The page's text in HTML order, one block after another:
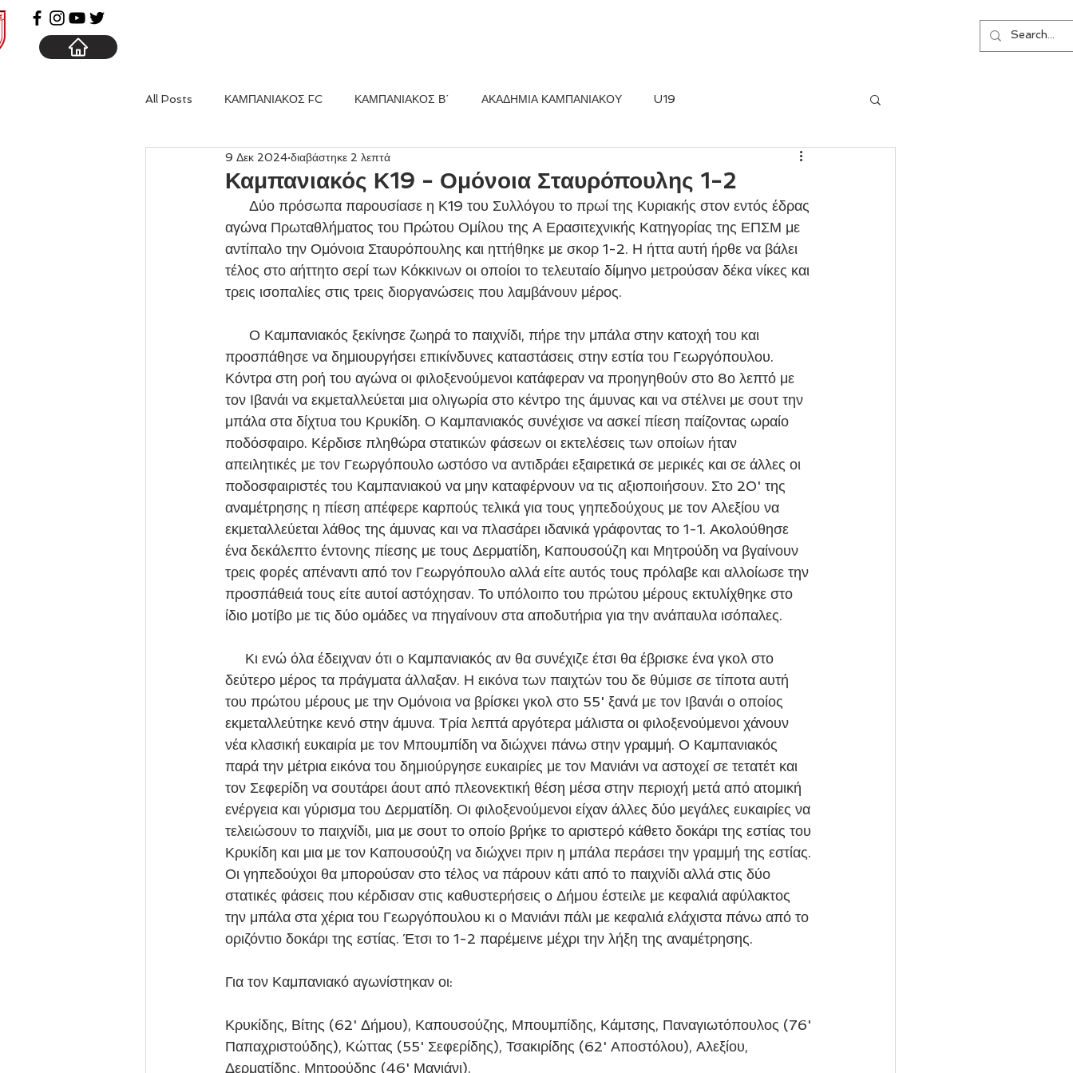
All Posts ΚΑΜΠΑΝΙΑΚΟΣ FC ΚΑΜΠΑΝΙΑΚΟΣ Β΄ ΑΚΑΔΗΜΙΑ ΚΑΜΠΑΝΙΑΚΟΥ U19
Καμπανιακός Κ19 - Ομόνοια Σταυρόπουλης 1-2
9 Δεκ 2024 διαβάστηκε 2 λεπτά
αγώνα Πρωταθλήματος του Πρώτου Ομίλου της Α Ερασιτεχνικής Κατηγορίας της ΕΠΣΜ με
αντίπαλο την Ομόνοια Σταυρόπουλης και ηττήθηκε με σκορ 1-2. Η ήττα αυτή ήρθε να βάλει
τέλος στο αήττητο σερί των Κόκκινων οι οποίοι το τελευταίο δίμηνο μετρούσαν δέκα νίκες και
τρεις ισοπαλίες στις τρεις διοργανώσεις που λαμβάνουν μέρος.
προσπάθησε να δημιουργήσει επικίνδυνες καταστάσεις στην εστία του Γεωργόπουλου.
Κόντρα στη ροή του αγώνα οι φιλοξενούμενοι κατάφεραν να προηγηθούν στο 8ο λεπτό με
τον Ιβανάι να εκμεταλλεύεται μια ολιγωρία στο κέντρο της άμυνας και να στέλνει με σουτ την
μπάλα στα δίχτυα του Κρυκίδη. Ο Καμπανιακός συνέχισε να ασκεί πίεση παίζοντας ωραίο
ποδόσφαιρο. Κέρδισε πληθώρα στατικών φάσεων οι εκτελέσεις των οποίων ήταν
απειλητικές με τον Γεωργόπουλο ωστόσο να αντιδράει εξαιρετικά σε μερικές και σε άλλες οι
ποδοσφαιριστές του Καμπανιακού να μην καταφέρνουν να τις αξιοποιήσουν. Στο 20' της
αναμέτρησης η πίεση απέφερε καρπούς τελικά για τους γηπεδούχους με τον Αλεξίου να
εκμεταλλεύεται λάθος της άμυνας και να πλασάρει ιδανικά γράφοντας το 1-1. Ακολούθησε
ένα δεκάλεπτο έντονης πίεσης με τους Δερματίδη, Καπουσούζη και Μητρούδη να βγαίνουν
τρεις φορές απέναντι από τον Γεωργόπουλο αλλά είτε αυτός τους πρόλαβε και αλλοίωσε την
προσπάθειά τους είτε αυτοί αστόχησαν. Το υπόλοιπο του πρώτου μέρους εκτυλίχθηκε στο
ίδιο μοτίβο με τις δύο ομάδες να πηγαίνουν στα αποδυτήρια για την ανάπαυλα ισόπαλες.
δεύτερο μέρος τα πράγματα άλλαξαν. Η εικόνα των παιχτών του δε θύμισε σε τίποτα αυτή
του πρώτου μέρους με την Ομόνοια να βρίσκει γκολ στο 55' ξανά με τον Ιβανάι ο οποίος
εκμεταλλεύτηκε κενό στην άμυνα. Τρία λεπτά αργότερα μάλιστα οι φιλοξενούμενοι χάνουν
νέα κλασική ευκαιρία με τον Μπουμπίδη να διώχνει πάνω στην γραμμή. Ο Καμπανιακός
παρά την μέτρια εικόνα του δημιούργησε ευκαιρίες με τον Μανιάνι να αστοχεί σε τετατέτ και
τον Σεφερίδη να σουτάρει άουτ από πλεονεκτική θέση μέσα στην περιοχή μετά από ατομική
ενέργεια και γύρισμα του Δερματίδη. Οι φιλοξενούμενοι είχαν άλλες δύο μεγάλες ευκαιρίες να
τελειώσουν το παιχνίδι, μια με σουτ το οποίο βρήκε το αριστερό κάθετο δοκάρι της εστίας του
Κρυκίδη και μια με τον Καπουσούζη να διώχνει πριν η μπάλα περάσει την γραμμή της εστίας.
Οι γηπεδούχοι θα μπορούσαν στο τέλος να πάρουν κάτι από το παιχνίδι αλλά στις δύο
στατικές φάσεις που κέρδισαν στις καθυστερήσεις ο Δήμου έστειλε με κεφαλιά αφύλακτος
την μπάλα στα χέρια του Γεωργόπουλου κι ο Μανιάνι πάλι με κεφαλιά ελάχιστα πάνω από το
οριζόντιο δοκάρι της εστίας. Έτσι το 1-2 παρέμεινε μέχρι την λήξη της αναμέτρησης.
Για τον Καμπανιακό αγωνίστηκαν οι:
Κρυκίδης, Βίτης (62' Δήμου), Καπουσούζης, Μπουμπίδης, Κάμτσης, Παναγιωτόπουλος (76'
Παπαχριστούδης), Κώττας (55' Σεφερίδης), Τσακιρίδης (62' Αποστόλου), Αλεξίου,
Δερματίδης, Μητρούδης (46' Μανιάνι).